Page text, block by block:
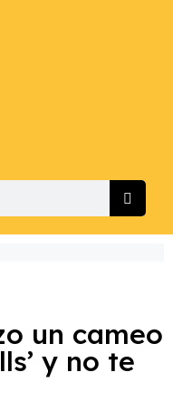
un cameo
y no te